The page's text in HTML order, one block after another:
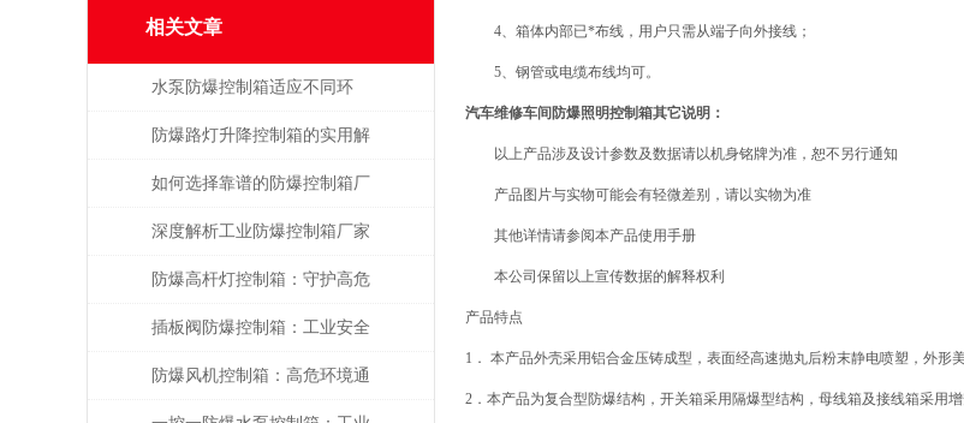
4、箱体内部已*布线，用户只需从端子向外接线；
5、钢管或电缆布线均可。
汽车维修车间防爆照明控制箱其它说明：
以上产品涉及设计参数及数据请以机身铭牌为准，恕不另行通知
产品图片与实物可能会有轻微差别，请以实物为准
其他详情请参阅本产品使用手册
本公司保留以上宣传数据的解释权利
产品特点
1． 本产品外壳采用铝合金压铸成型，表面经高速抛丸后粉末静电喷塑，外形美
2．本产品为复合型防爆结构，开关箱采用隔爆型结构，母线箱及接线箱采用增
相关文章
水泵防爆控制箱适应不同环
境，保障安全运行
防爆路灯升降控制箱的实用解
析
如何选择靠谱的防爆控制箱厂
家？
深度解析工业防爆控制箱厂家
的核心技术指标与选型策略
防爆高杆灯控制箱：守护高危
环境的光明中枢
插板阀防爆控制箱：工业安全
的关键守护者
防爆风机控制箱：高危环境通